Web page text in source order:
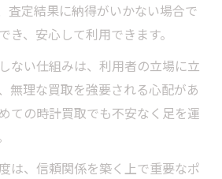
査定結果に納得がいかない場合で
き、安心して利用できます。
ない仕組みは、利用者の立場に立
無理な買取を強要される心配があ
ての時計買取でも不安なく足を運
は、信頼関係を築く上で重要なポ